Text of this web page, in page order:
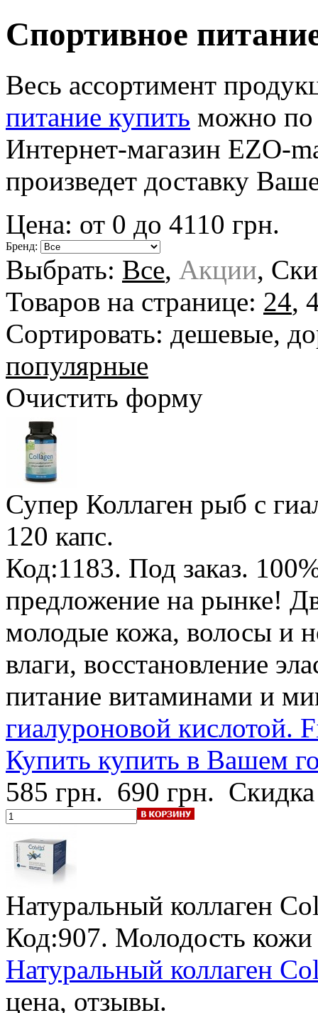
Спортивное
Весь ассортимент
питание купить можно по
Интернет-магазин EZO-
произведет доставку
Цена: от 0 до 4110 грн.
Бренд:
Выбрать: Все, Акции,
Товаров на странице: 24,
Сортировать: дешевые,
популярные
Очистить форму
Супер Коллаген рыб с
120 капс.
Код:1183. Под заказ.
предложение на рынке!
молодые кожа, волосы и
влаги, восстановление
питание витаминами и
гиалуроновой кислотой.
Купить купить в Вашем
585 грн. 690 грн.
Натуральный коллаген
Код:907. Молодость кожи
Натуральный коллаген
цена, отзывы.